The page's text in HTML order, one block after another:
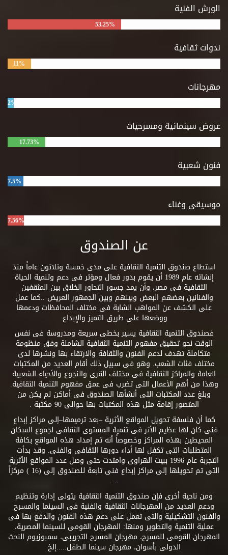
الورش الفنية
53.25%
ندوات ثقافية
11%
مهرجانات
2%
عروض سينمائية ومسرحيات
17.73%
فنون شعبية
7.5%
موسيقى وغناء
7.56%
عن الصندوق
استطاع صندوق التنمية الثقافية على مدى خمسة وثلاثون عاماً منذ
إنشائه عام 1989 أن يقوم بدور فعال ومؤثر فى دعم وتنمية الحياة
الثقافية فى مصر، وأن يمد جسور التحاور الخلاق بين المثقفين
والفنانين بعضهم البعض وبينهم وبين الجمهور العريض ..كما عمل
على الكشف عن المواهب الشابة فى مختلف المحافظات ودعمها
ووضعها على طريق التميز والإبداع.
فصندوق التنمية الثقافية يسير بخطى سريعة ومدروسة فى نفس
الوقت نحو تحقيق مفهوم التنمية الثقافية الشاملة وفق منظومة
متكاملة تهدف لدعم الفنون والثقافة والارتقاء بها ونشرها لدى
مختلف فئات الشعب. وهو فى سبيل ذلك أقام العديد من المكتبات
العامة والمراكز الثقافية فى مختلف القرى والنجوع والأحياء الشعبية
وهذا من أهم الأعمال التى تضرب فى عمق مفهوم التنمية الثقافية.
وبلغ عدد المكتبات التى أنشأها الصندوق فى أماكن لم يكن من
المتصور إقامة مثل هذه المكتبات بها حوالى 90 مكتبة .
كما أن فلسفة تحويل المواقع الأثرية –بعد ترميمها–إلى مراكز إبداع
فنى كان لها عظيم الأثر فى تنمية المستوى الثقافى لجموع السكان
المحيطين بهذه المراكز وخصوصاً أنه تم إمداد هذه المواقع بكافة
المتطلبات التى تكفل لها أداء دورها الثقافى والفنى. وقد بدأت
التجربة عام 1996 ببيت الهراوى وامتدت حتى وصل عدد المواقع الأثرية
التى تم تحويلها إلى مراكز إبداع فنى تابعة للصندوق إلى (16 ) مركزاً
.. .
ومن ناحية أخرى فإن صندوق التنمية الثقافية يتولى إدارة وتنظيم
ودعم العديد من المهرجانات الثقافية والفنية فى السينما والمسرح
والفنون التشكيلية والتى تعمل على دعم هذه الفنون والدفع بها فى
عملية التنمية والتطوير ومنها: المهرجان القومى للسينما المصرية،
المهرجان القومى للمسرح، مهرجان المسرح التجريبى، سمبوزيوم النحت
الدولى بأسوان، مهرجان سينما الطفل.....إلخ